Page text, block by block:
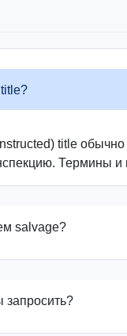
IAAI
title
Термины
salvage?
запросить?